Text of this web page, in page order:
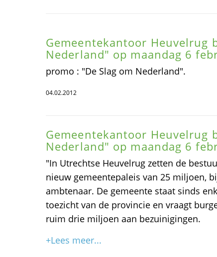
Gemeentekantoor Heuvelrug
Nederland" op maandag 6
promo : "De Slag om Nederland".
04.02.2012
Gemeentekantoor Heuvelrug
Nederland" op maandag 6
"In Utrechtse Heuvelrug zetten de
nieuw gemeentepaleis van 25 miljoen,
ambtenaar. De gemeente staat sinds
toezicht van de provincie en vraagt
ruim drie miljoen aan bezuinigingen.
+Lees meer...